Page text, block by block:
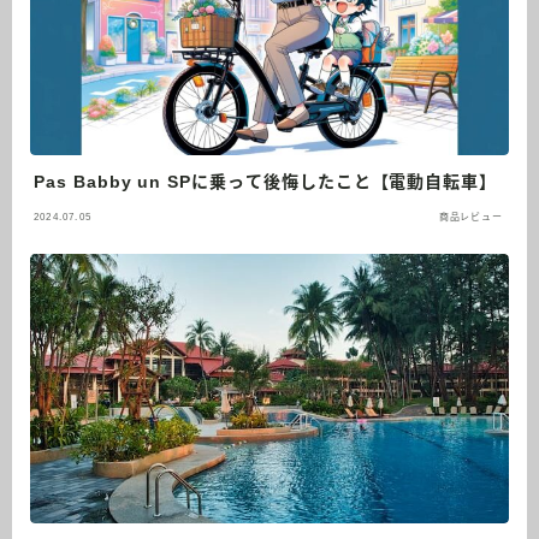
Pas Babby un SPに乗って後悔したこと【電動自転車】
2024.07.05 商品レビュー